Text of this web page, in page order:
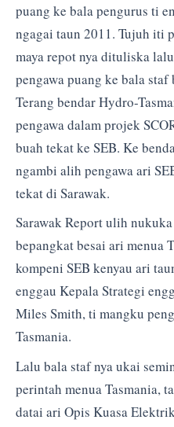
puang ke bala pengurus ti
ngagai taun 2011. Tujuh iti
maya repot nya dituliska
pengawa puang ke bala
Terang bendar Hydro-
pengawa dalam projek
buah tekat ke SEB. Ke
ngambi alih pengawa ari
tekat di Sarawak.
Sarawak Report ulih
bepangkat besai ari menua
kompeni SEB kenyau ari
enggau Kepala Strategi
Miles Smith, ti mangku
Tasmania.
Lalu bala staf nya ukai
perintah menua Tasmania,
datai ari Opis Kuasa